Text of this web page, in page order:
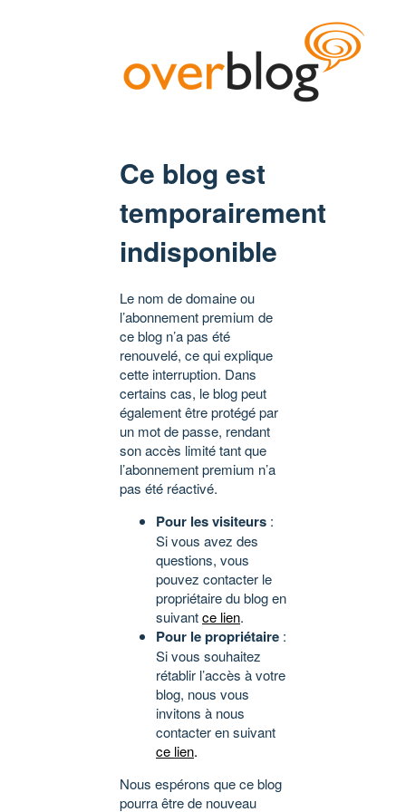
Ce blog est
temporairement
indisponible
Le nom de domaine ou
l’abonnement premium de
ce blog n’a pas été
renouvelé, ce qui explique
cette interruption. Dans
certains cas, le blog peut
également être protégé par
un mot de passe, rendant
son accès limité tant que
l’abonnement premium n’a
pas été réactivé.
Pour les visiteurs :
Si vous avez des
questions, vous
pouvez contacter le
propriétaire du blog en
suivantce lien.
Pour le propriétaire :
Si vous souhaitez
rétablir l’accès à votre
blog, nous vous
invitons à nous
contacter en suivant
ce lien.
Nous espérons que ce blog
pourra être de nouveau